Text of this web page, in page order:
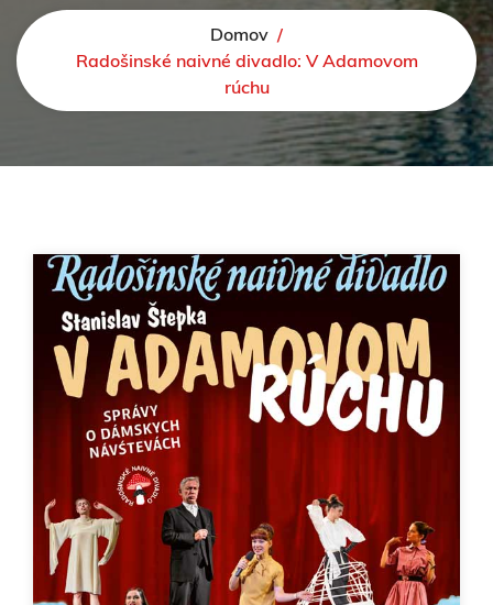
Domov /
Radošinské naivné divadlo: V Adamovom
rúchu